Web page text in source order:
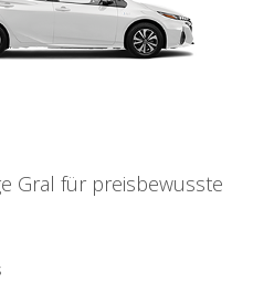
Gral für preisbewusste